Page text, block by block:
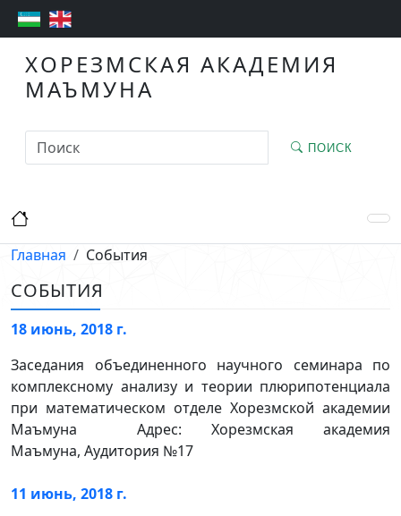
ХОРЕЗМСКАЯ АКАДЕМИЯ
МАЪМУНА
ПОИСК
Главная События
СОБЫТИЯ
18 июнь, 2018 г.
Заседания объединенного научного семинара по
комплексному анализу и теории плюрипотенциала
при математическом отделе Хорезмской академии
Маъмуна Адрес: Хорезмская академия
Маъмуна, Аудитория №17
11 июнь, 2018 г.